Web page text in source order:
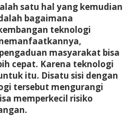
satu hal yang kemudian
bagaimana
teknologi
masyarakat bisa
cepat. Karena teknologi
itu. Disatu sisi dengan
tersebut mengurangi
memperkecil risiko